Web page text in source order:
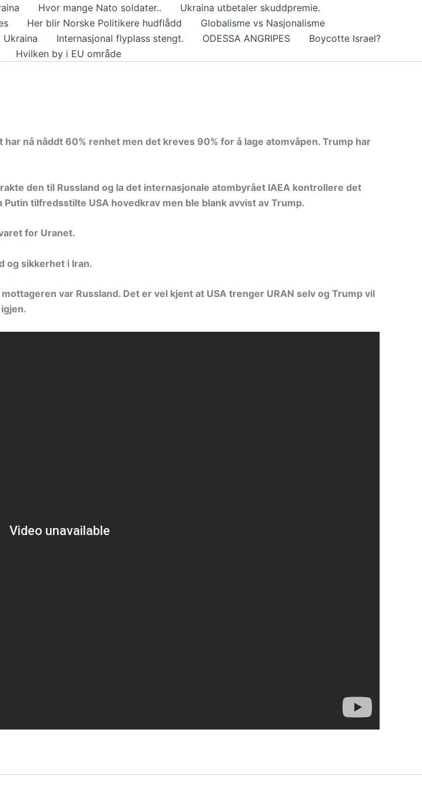
Hvor mange Nato soldater..
Ukraina utbetaler skuddpremie.
Her blir Norske Politikere hudflådd
Globalisme vs Nasjonalisme
Ukraina Internasjonal flyplass stengt. ODESSA ANGRIPES
Boycotte Israel?
Hvilken by i EU område
nå nåddt 60% renhet men det kreves 90% for å lage atomvåpen. Trump har
den til Russland og la det internasjonale atombyrået IAEA kontrollere det
tilfredsstilte USA hovedkrav men ble blank avvist av Trump.
for Uranet.
og sikkerhet i Iran.
var Russland. Det er vel kjent at USA trenger URAN selv og Trump vil